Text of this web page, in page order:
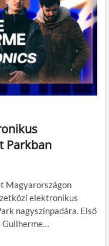
Parkban
Magyarországon
elektronikus
nagyszínpadára. Első
Guilherme…